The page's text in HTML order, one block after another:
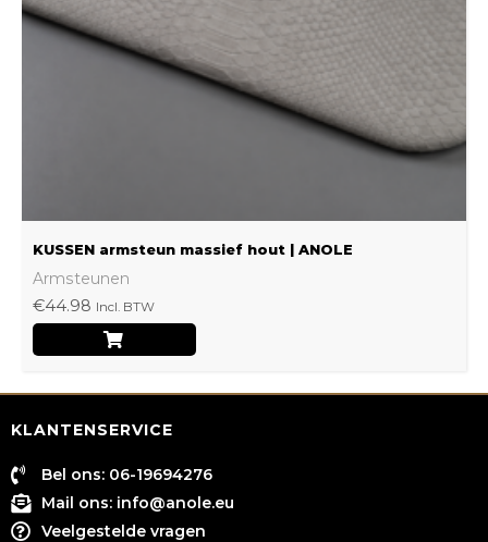
KUSSEN armsteun massief hout | ANOLE
Armsteunen
€44.98 Incl. BTW
gekozen
worden
KLANTENSERVICE
Bel ons: 06-19694276
Mail ons: info@anole.eu
Veelgestelde vragen